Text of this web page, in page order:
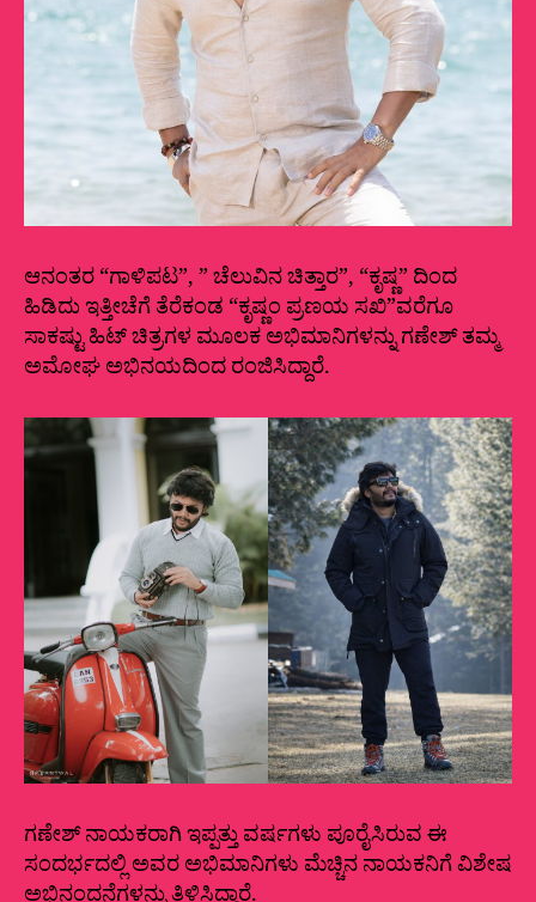
ಆನಂತರ “ಗಾಳಿಪಟ”, ” ಚೆಲುವಿನ ಚಿತ್ತಾರ”, “ಕೃಷ್ಣ” ದಿಂದ
ಹಿಡಿದು ಇತ್ತೀಚೆಗೆ ತೆರೆಕಂಡ “ಕೃಷ್ಣಂ ಪ್ರಣಯ ಸಖಿ”ವರೆಗೂ
ಸಾಕಷ್ಟು ಹಿಟ್ ಚಿತ್ರಗಳ ಮೂಲಕ ಅಭಿಮಾನಿಗಳನ್ನು ಗಣೇಶ್ ತಮ್ಮ
ಅಮೋಘ ಅಭಿನಯದಿಂದ ರಂಜಿಸಿದ್ದಾರೆ.
ಗಣೇಶ್ ನಾಯಕರಾಗಿ ಇಪ್ಪತ್ತು ವರ್ಷಗಳು ಪೂರೈಸಿರುವ ಈ
ಸಂದರ್ಭದಲ್ಲಿ ಅವರ ಅಭಿಮಾನಿಗಳು ಮೆಚ್ಚಿನ ನಾಯಕನಿಗೆ ವಿಶೇಷ
ಅಭಿನಂದನೆಗಳನ್ನು ತಿಳಿಸಿದ್ದಾರೆ.